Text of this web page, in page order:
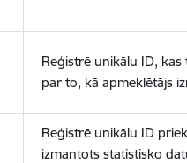
Reģistrē unikālu ID,
par to, kā apmeklētājs
Reģistrē unikālu ID
izmantots statistisko